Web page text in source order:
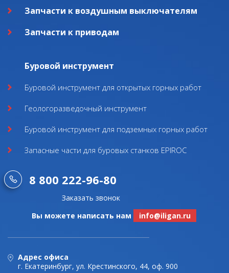
Запчасти к воздушным выключателям
Запчасти к приводам
Буровой инструмент
Буровой инструмент для открытых горных работ
Геологоразведочный инструмент
Буровой инструмент для подземных горных работ
Запасные части для буровых станков EPIROC
8 800 222-96-80
Заказать звонок
Вы можете написать нам
info@iligan.ru
Адрес офиса
г. Екатеринбург, ул. Крестинского, 44, оф. 900